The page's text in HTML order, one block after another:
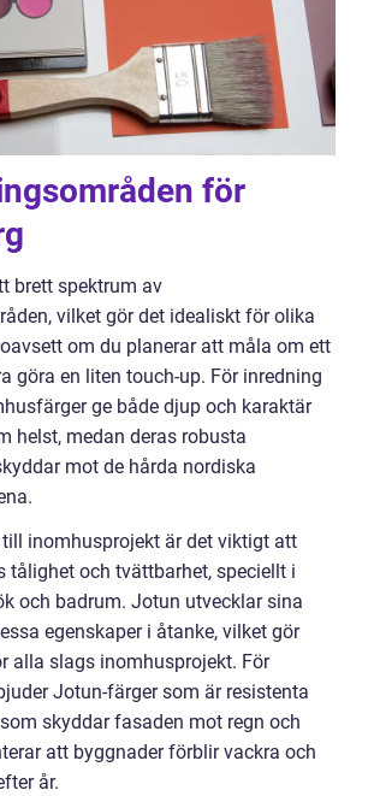
för
brett spektrum av
vilket gör det idealiskt för olika
om du planerar att måla om ett
göra en liten touch-up. För inredning
ge både djup och karaktär
helst, medan deras robusta
mot de hårda nordiska
till inomhusprojekt är det viktigt att
tålighet och tvättbarhet, speciellt i
och badrum. Jotun utvecklar sina
egenskaper i åtanke, vilket gör
alla slags inomhusprojekt. För
Jotun-färger som är resistenta
skyddar fasaden mot regn och
att byggnader förblir vackra och
år.